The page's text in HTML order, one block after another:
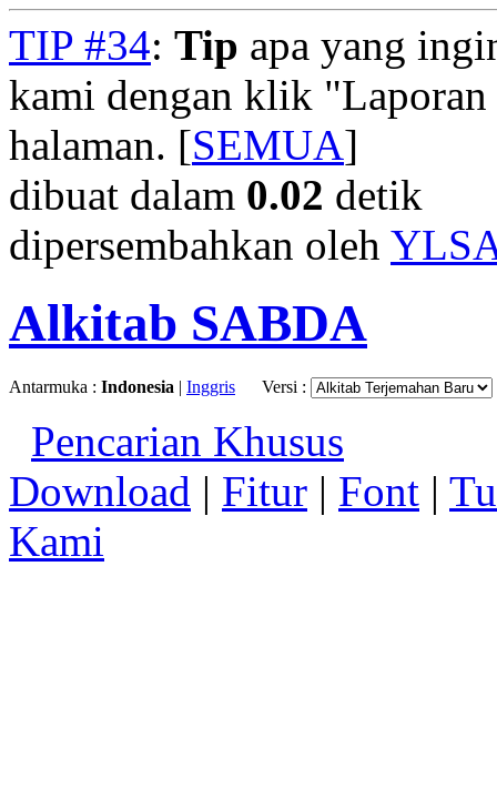
TIP #34: Tip apa yang
kami dengan klik "Laporan
halaman. [SEMUA]
dibuat dalam 0.02 detik
dipersembahkan oleh
Alkitab SABDA
Antarmuka : Indonesia | Inggris Versi :
Pencarian Khusus
Download | Fitur | Font |
Kami